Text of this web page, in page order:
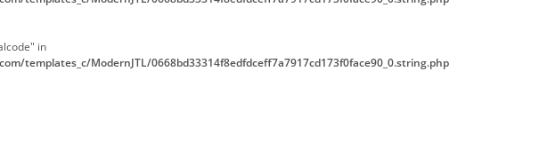
in
templates_c/ModernJTL/0668bd33314f8edfdceff7a7917cd173f0face90_0.string.php